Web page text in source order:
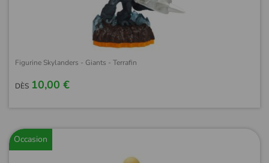
Figurine Skylanders - Giants - Terrafin
DÈS 10,00 €
Occasion